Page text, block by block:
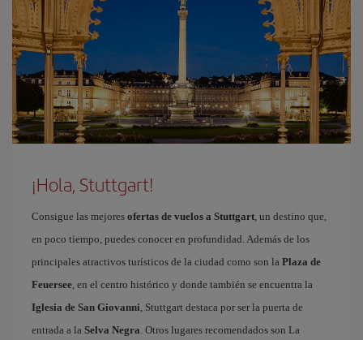
¡Hola, Stuttgart!
Consigue las mejores ofertas de vuelos a Stuttgart, un destino que,
en poco tiempo, puedes conocer en profundidad. Además de los
principales atractivos turísticos de la ciudad como son la Plaza de
Feuersee, en el centro histórico y donde también se encuentra la
Iglesia de San Giovanni, Stuttgart destaca por ser la puerta de
entrada a la Selva Negra. Otros lugares recomendados son La